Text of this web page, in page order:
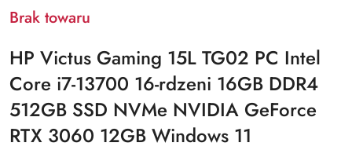
Brak towaru
HP Victus Gaming 15L TG02 PC Intel
Core i7-13700 16-rdzeni 16GB DDR4
512GB SSD NVMe NVIDIA GeForce
RTX 3060 12GB Windows 11